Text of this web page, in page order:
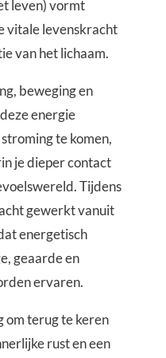
leven)vormt
vitale levenskracht
van het lichaam.
beweging en
energie
te komen,
je dieper contact
Tijdens
gewerkt vanuit
energetisch
geaarde en
ervaren.
om terug te keren
rust en een